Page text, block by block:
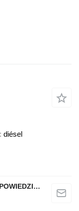
diésel
SINDBAD SPÓŁKA Z OGRANICZONĄ ODPOWIEDZIALNOŚCIĄ